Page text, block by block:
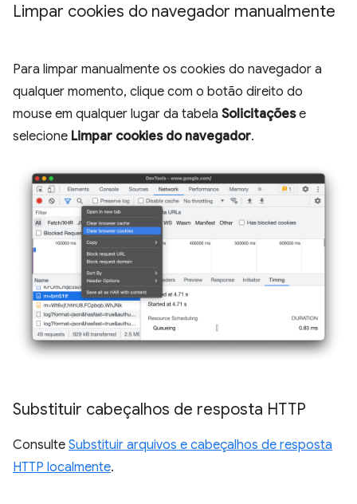
Limpar cookies do navegador manualmente
Para limpar manualmente os cookies do navegador a
qualquer momento, clique com o botão direito do
mouse em qualquer lugar da tabela Solicitaçõese
selecione Limpar cookies do navegador.
Substituir cabeçalhos de resposta HTTP
Consulte Substituir arquivos e cabeçalhos de resposta
HTTP localmente.